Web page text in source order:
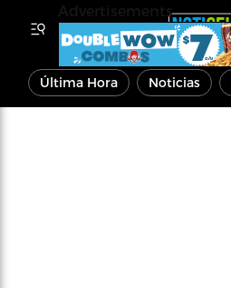
Última Hora Noticias
Advertisements